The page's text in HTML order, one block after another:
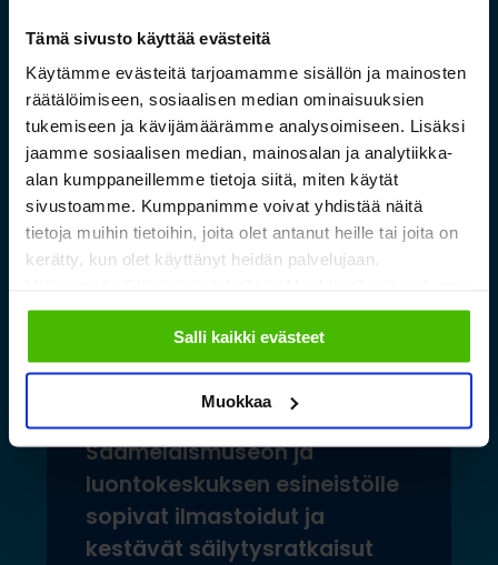
Tämä sivusto käyttää evästeitä
Käytämme evästeitä tarjoamamme sisällön ja mainosten
räätälöimiseen, sosiaalisen median ominaisuuksien
tukemiseen ja kävijämäärämme analysoimiseen. Lisäksi
jaamme sosiaalisen median, mainosalan ja analytiikka-
alan kumppaneillemme tietoja siitä, miten käytät
sivustoamme. Kumppanimme voivat yhdistää näitä
tietoja muihin tietoihin, joita olet antanut heille tai joita on
kerätty, kun olet käyttänyt heidän palvelujaan.
sallimiisi evästeisiin.
Salli kaikki evästeet
Muokkaa
Lue lisää »
Saamelaismuseon ja
luontokeskuksen esineistölle
sopivat ilmastoidut ja
kestävät säilytysratkaisut